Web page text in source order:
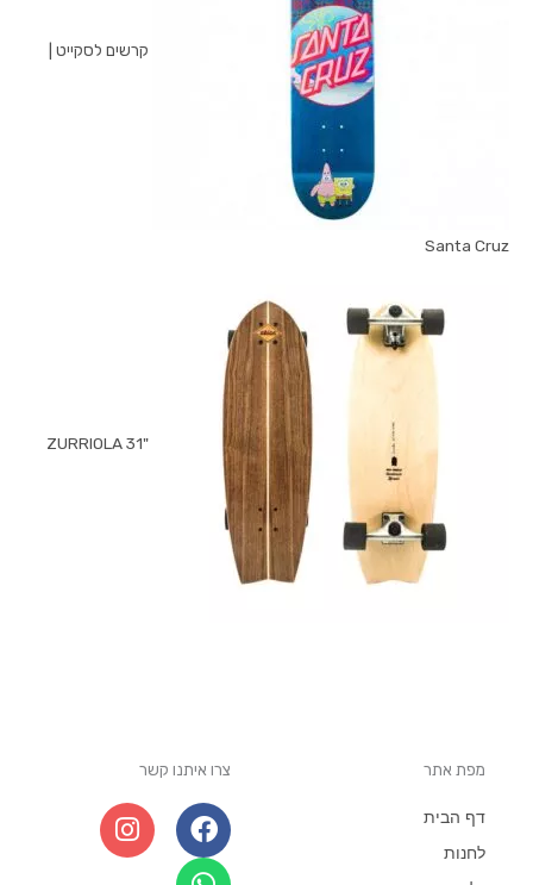
קרשים לסקייט |
Santa Cruz
"ZURRIOLA 31
מפת אתר
דף הבית
לחנות
צרו איתנו קשר
F
a
c
I
n
s
W
h
a